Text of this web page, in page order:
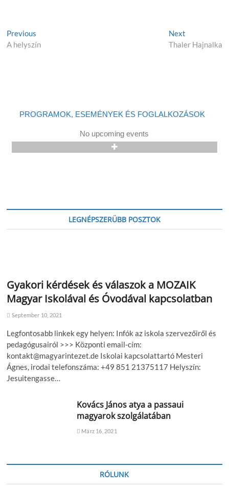
Previous
A helyszín
Next
Thaler Hajnalka
PROGRAMOK, ESEMÉNYEK ÉS FOGLALKOZÁSOK
No upcoming events
LEGNÉPSZERÜBB POSZTOK
Gyakori kérdések és válaszok a MOZAIK
Magyar Iskolával és Óvodával kapcsolatban
September 10, 2021
Legfontosabb linkek egy helyen: Infók az iskola szervezőiről és
pedagógusairól >>> Központi email-cím:
kontakt@magyarintezet.de Iskolai kapcsolattartó Mesteri
Ágnes, irodai telefonszáma: +49 851 21375117 Helyszín:
Jesuitengasse…
Kovács János atya a passaui
magyarok szolgálatában
März 16, 2021
RÓLUNK